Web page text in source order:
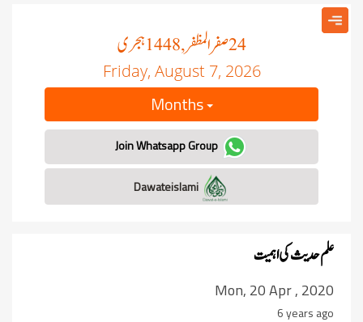
24صفر المظفر, 1448 ہجری
Friday, August 7, 2026
Months
Join Whatsapp Group
علم حدیث کی اہمیت
Mon, 20 Apr , 2020
6 years ago